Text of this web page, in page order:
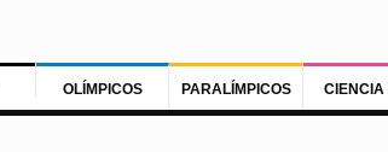
OLÍMPICOS PARALÍMPICOS CIENCIA